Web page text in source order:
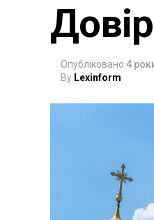
Опубліковано 4
By Lexinform